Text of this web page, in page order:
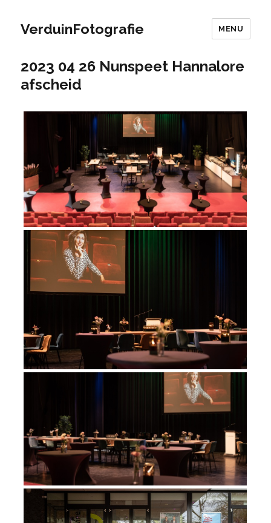
VerduinFotografie MENU
2023 04 26 Nunspeet Hannalore
afscheid